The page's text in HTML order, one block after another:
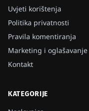
Uvjeti korištenja
Politika privatnosti
Pravila komentiranja
Marketing i oglašavanje
Kontakt
KATEGORIJE